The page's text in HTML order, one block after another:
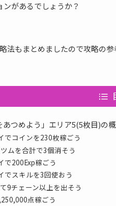
があるでしょうか？
法もまとめましたので攻略の参
あつめよう」エリア5(5枚目)の
でコインを230枚稼ごう
ムを合計で3個消そう
で200Exp稼ごう
でスキルを3回使おう
9チェーン以上を出そう
点稼ごう